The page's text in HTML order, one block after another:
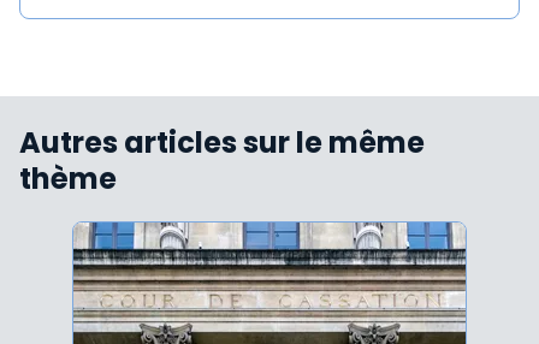
Autres articles sur le même
thème